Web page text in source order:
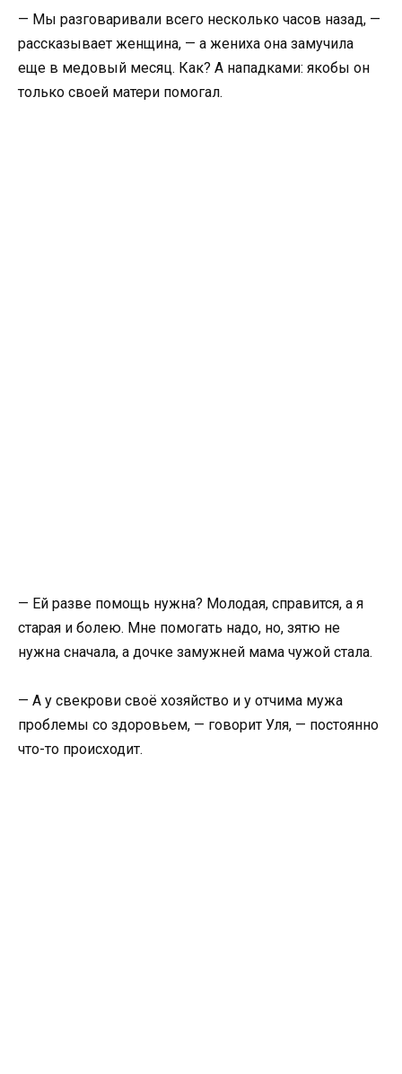
— Мы разговаривали всего несколько часов назад, —
рассказывает женщина, — а жениха она замучила
еще в медовый месяц. Как? А нападками: якобы он
только своей матери помогал.
— Ей разве помощь нужна? Молодая, справится, а я
старая и болею. Мне помогать надо, но, зятю не
нужна сначала, а дочке замужней мама чужой стала.
— А у свекрови своё хозяйство и у отчима мужа
проблемы со здоровьем, — говорит Уля, — постоянно
что-то происходит.